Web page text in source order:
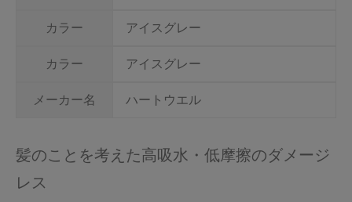
カラー アイスグレー
カラー アイスグレー
メーカー名 ハートウエル
髪のことを考えた高吸水・低摩擦のダメージ
レス